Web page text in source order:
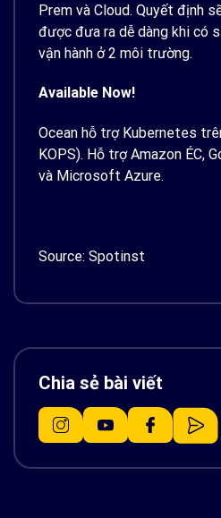
Prem và Cloud. Quyết định
được đưa ra dễ dàng khi có
vận hành ở 2 môi trường.
Available Now!
Ocean hỗ trợ Kubernetes
KOPS). Hỗ trợ Amazon ÉC,
và Microsoft Azure.
Source: Spotinst
Chia sẻ bài viết